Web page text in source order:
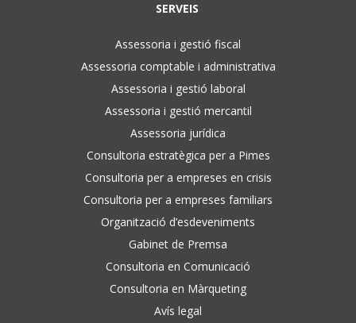
SERVEIS
Assessoria i gestió fiscal
Assessoria comptable i administrativa
Assessoria i gestió laboral
Assessoria i gestió mercantil
Assessoria jurídica
Consultoria estratègica per a Pimes
Consultoria per a empreses en crisis
Consultoria per a empreses familiars
Organització d’esdeveniments
Gabinet de Premsa
Consultoria en Comunicació
Consultoria en Màrqueting
Avís legal